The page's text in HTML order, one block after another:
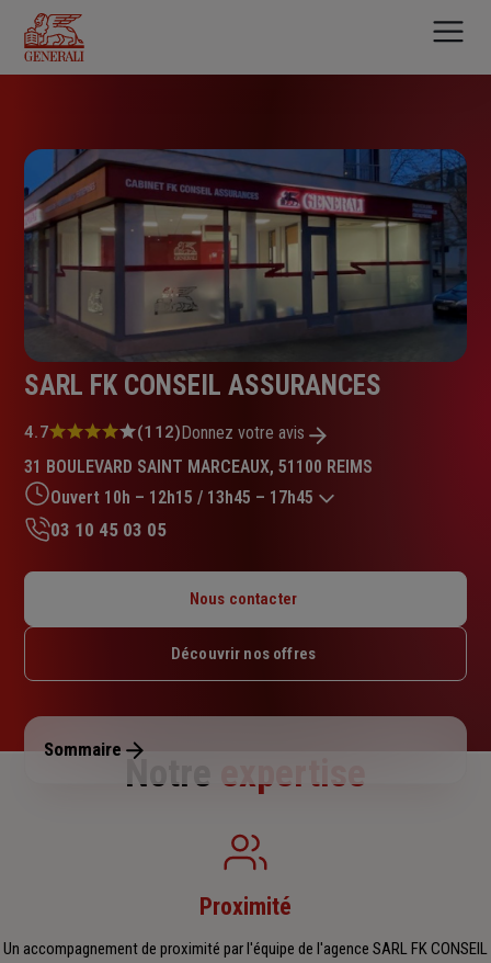
contenu
principal
SARL FK CONSEIL ASSURANCES
Note
4.7
sur
5
étoiles
4.7 (112)Donnez votre avis
31 BOULEVARD SAINT MARCEAUX, 51100 REIMS
Ouvert 10h – 12h15 / 13h45 – 17h45
Mardi : 09h – 12h15 / 13h45 – 17h45
Jeudi : 09h – 12h15 / 13h45 – 17h45
Dimanche : Fermé
03 10 45 03 05
Nous contacter
Découvrir nos offres
Sommaire
Notre expertise
Proximité
Un accompagnement de proximité par l'équipe de l'agence SARL FK CONSEIL